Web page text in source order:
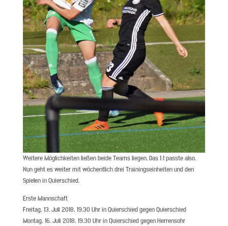
Weitere Möglichkeiten ließen beide Teams liegen. Das 1:1 passte also.
Nun geht es weiter mit wöchentlich drei Trainingseinheiten und den
Spielen in Quierschied.
Erste Mannschaft
Freitag, 13. Juli 2018, 19.30 Uhr in Quierschied gegen Quierschied
Montag, 16. Juli 2018, 19.30 Uhr in Quierschied gegen Herrensohr